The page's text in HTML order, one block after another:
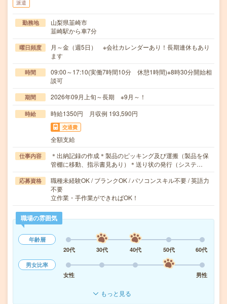
派遣
勤務地
山梨県韮崎市
韮崎駅から車7分
曜日頻度
月～金（週5日） ※会社カレンダーあり！長期連休もあり
ます
時間
09:00～17:10(実働7時間10分 休憩1時間)※8時30分開始相
談可
期間 2026年09月上旬～長期 ※9月～！
時給 時給1350円 月収例 193,590円
交通費
全額支給
仕事内容
＊出納記録の作成＊製品のピッキング及び運搬（製品を保
管棚に移動、指示書見あり）＊送り状の発行（システ…
応募資格
職種未経験OK / ブランクOK / パソコンスキル不要 / 英語力
不要
立作業・手作業ができればOK！
職場の雰囲気
年齢層
20代
30代 40代 50代
60代
男女比率
女性
男性
もっと見る